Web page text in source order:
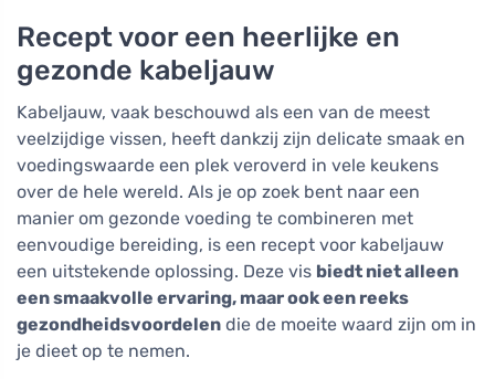
Recept voor een heerlijke en
gezonde kabeljauw
Kabeljauw, vaak beschouwd als een van de meest
veelzijdige vissen, heeft dankzij zijn delicate smaak en
voedingswaarde een plek veroverd in vele keukens
over de hele wereld. Als je op zoek bent naar een
manier om gezonde voeding te combineren met
eenvoudige bereiding, is een recept voor kabeljauw
een uitstekende oplossing. Deze vis biedt niet alleen
een smaakvolle ervaring, maar ook een reeks
gezondheidsvoordelen die de moeite waard zijn om in
je dieet op te nemen.